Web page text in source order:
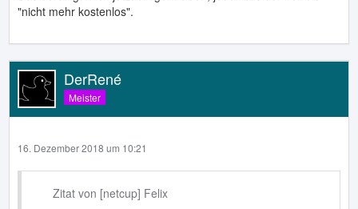
"nicht mehr kostenlos".
DerRené
Meister
16. Dezember 2018 um 10:21
Zitat von [netcup] Felix